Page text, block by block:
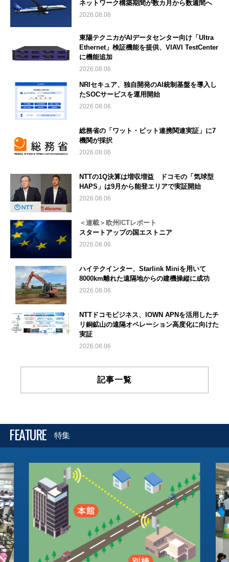
ネットワーク構築期間が数カ月から数週間へ
2026.08.06
東陽テクニカがAIデータセンター向け「Ultra
Ethernet」検証機能を提供、VIAVI TestCenter
に機能追加
2026.08.06
NRIセキュア、独自開発のAI統制基盤を導入し
たSOCサービスを運用開始
2026.08.06
総務省の「ワット・ビット連携関連実証」に7
機関が採択
2026.08.06
NTTの1Q決算は増収増益 ドコモの「気球型
HAPS」は9月から能登エリアで実証開始
2026.08.06
＜連載＞欧州ICTレポート
スタートアップの国エストニア
2026.08.06
ハイテクインター、Starlink Miniを用いて
8000km離れた遠隔地からの建機操縦に成功
2026.08.06
NTTドコモビジネス、IOWN APNを活用したチ
リ銅鉱山の遠隔オペレーション高度化に向けた
実証
2026.08.06
記事一覧
FEATURE 特集